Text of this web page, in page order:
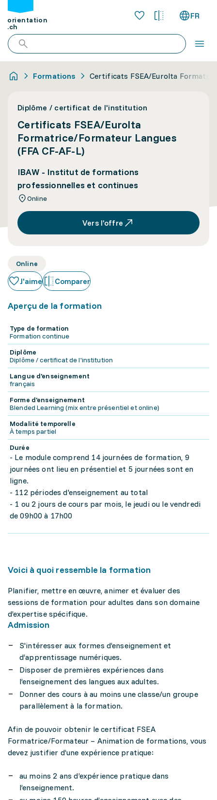
orientation
.ch
FR
Formations Certificats FSEA/Eurolta
Diplôme / certificat de l'institution
Certificats FSEA/Eurolta
Formatrice/Formateur Langues
(FFA CF-AF-L)
IBAW - Institut de formations
professionnelles et continues
Online
Vers l’offre
Online
J'aime Comparer
Aperçu de la formation
Type de formation
Formation continue
Diplôme
Diplôme / certificat de l'institution
Langue d'enseignement
français
Forme d'enseignement
Blended Learning (mix entre présentiel et online)
Modalité temporelle
À temps partiel
Durée
- Le module comprend 14 journées de formation, 9
journées ont lieu en présentiel et 5 journées sont en
ligne.
- 112 périodes d'enseignement au total
- 1 ou 2 jours de cours par mois, le jeudi ou le vendredi
de 09h00 à 17h00
Voici à quoi ressemble la formation
Planifier, mettre en œuvre, animer et évaluer des
sessions de formation pour adultes dans son domaine
d’expertise spécifique.
Admission
S'intéresser aux formes d’enseignement et
d’apprentissage numériques.
Disposer de premières expériences dans
l’enseignement des langues aux adultes.
Donner des cours à au moins une classe/un groupe
parallèlement à la formation.
Afin de pouvoir obtenir le certificat FSEA
Formatrice/Formateur – Animation de formations, vous
devez justifier d’une expérience pratique:
au moins 2 ans d’expérience pratique dans
l’enseignement.